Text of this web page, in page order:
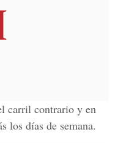
carril contrario y en
los días de semana.